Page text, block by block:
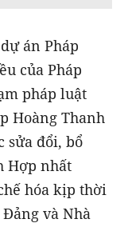
án Pháp
của Pháp
pháp luật
Hoàng Thanh
sửa đổi, bổ
Hợp nhất
hóa kịp thời
và Nhà